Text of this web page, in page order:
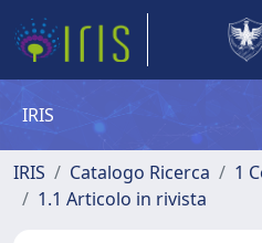
IRIS
IRIS Catalogo Ricerca
1
1.1 Articolo in rivista